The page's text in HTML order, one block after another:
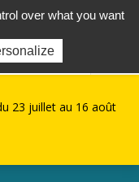
23 juillet au 16 août
over what you want